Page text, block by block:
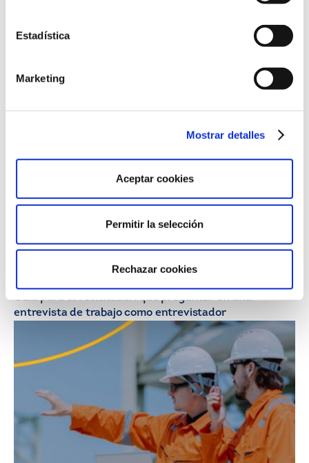
Estadística
Marketing
Mostrar detalles
Aceptar cookies
Permitir la selección
Rechazar cookies
28/07/26
ahora renuncian a ser jefes?
Guía para el reclutador: qué preguntar en una
entrevista de trabajo como entrevistador